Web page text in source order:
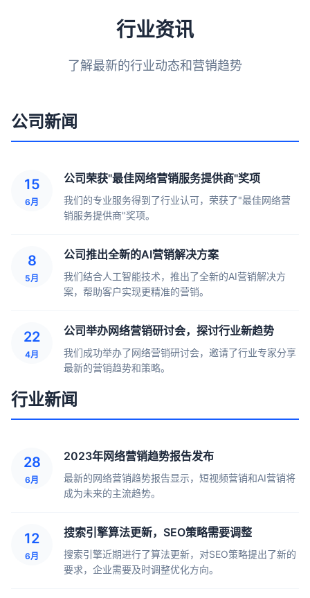
行业资讯
了解最新的行业动态和营销趋势
公司新闻
15
6月
公司荣获"最佳网络营销服务提供商"奖项
我们的专业服务得到了行业认可，荣获了"最佳网络营
销服务提供商"奖项。
8
5月
公司推出全新的AI营销解决方案
我们结合人工智能技术，推出了全新的AI营销解决方
案，帮助客户实现更精准的营销。
22
4月
公司举办网络营销研讨会，探讨行业新趋势
我们成功举办了网络营销研讨会，邀请了行业专家分享
最新的营销趋势和策略。
行业新闻
28
6月
2023年网络营销趋势报告发布
最新的网络营销趋势报告显示，短视频营销和AI营销将
成为未来的主流趋势。
12
6月
搜索引擎算法更新，SEO策略需要调整
搜索引擎近期进行了算法更新，对SEO策略提出了新的
要求，企业需要及时调整优化方向。